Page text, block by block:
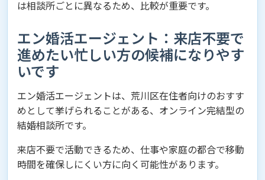
は相談所ごとに異なるため、比較が重要です。
エン婚活エージェント：来店不要で
進めたい忙しい方の候補になりやす
いです
エン婚活エージェントは、荒川区在住者向けのおすす
めとして挙げられることがある、オンライン完結型の
結婚相談所です。
来店不要で活動できるため、仕事や家庭の都合で移動
時間を確保しにくい方に向く可能性があります。